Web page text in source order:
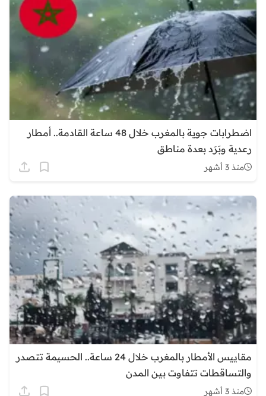
اضطرابات جوية بالمغرب خلال 48 ساعة القادمة.. أمطار
رعدية وبَرَد بعدة مناطق
منذ 3 أشهر
مقاييس الأمطار بالمغرب خلال 24 ساعة.. الحسيمة تتصدر
والتساقطات تتفاوت بين المدن
منذ 3 أشهر